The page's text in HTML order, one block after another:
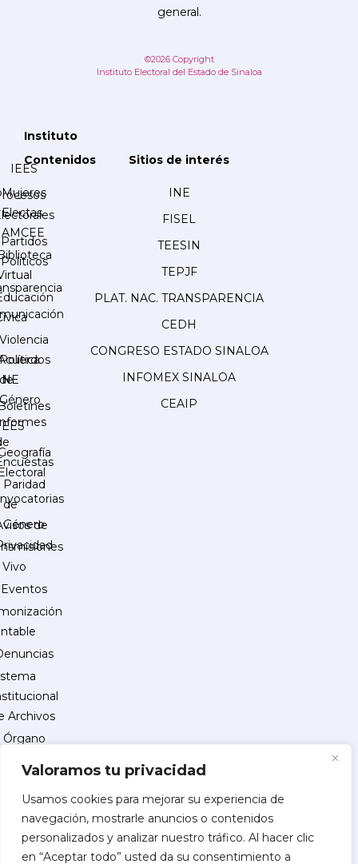
Valoramos tu privacidad
Usamos cookies para mejorar su experiencia de
navegación, mostrarle anuncios o contenidos
personalizados y analizar nuestro tráfico. Al hacer clic
en “Aceptar todo” usted da su consentimiento a
general.
©2026 Copyright
Instituto Electoral del Estado de Sinaloa
Instituto
IEES
Partidos
Políticos
de
Contenidos
Mujeres
Electas
AMCEE
Violencia
Política
de
Género
Paridad
de
Género
Eventos
Archivos
Órgano
Control
Sitios de interés
INE
FISEL
TEESIN
TEPJF
PLAT. NAC. TRANSPARENCIA
CEDH
CONGRESO ESTADO SINALOA
INFOMEX SINALOA
CEAIP